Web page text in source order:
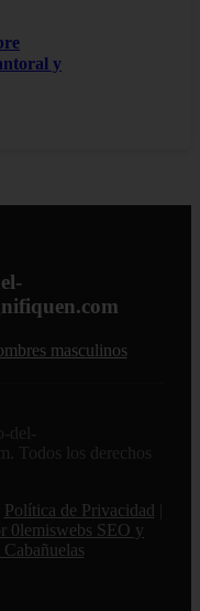
y
masculinos
del-
Todos los derechos
Política de Privacidad
0lemiswebs SEO y